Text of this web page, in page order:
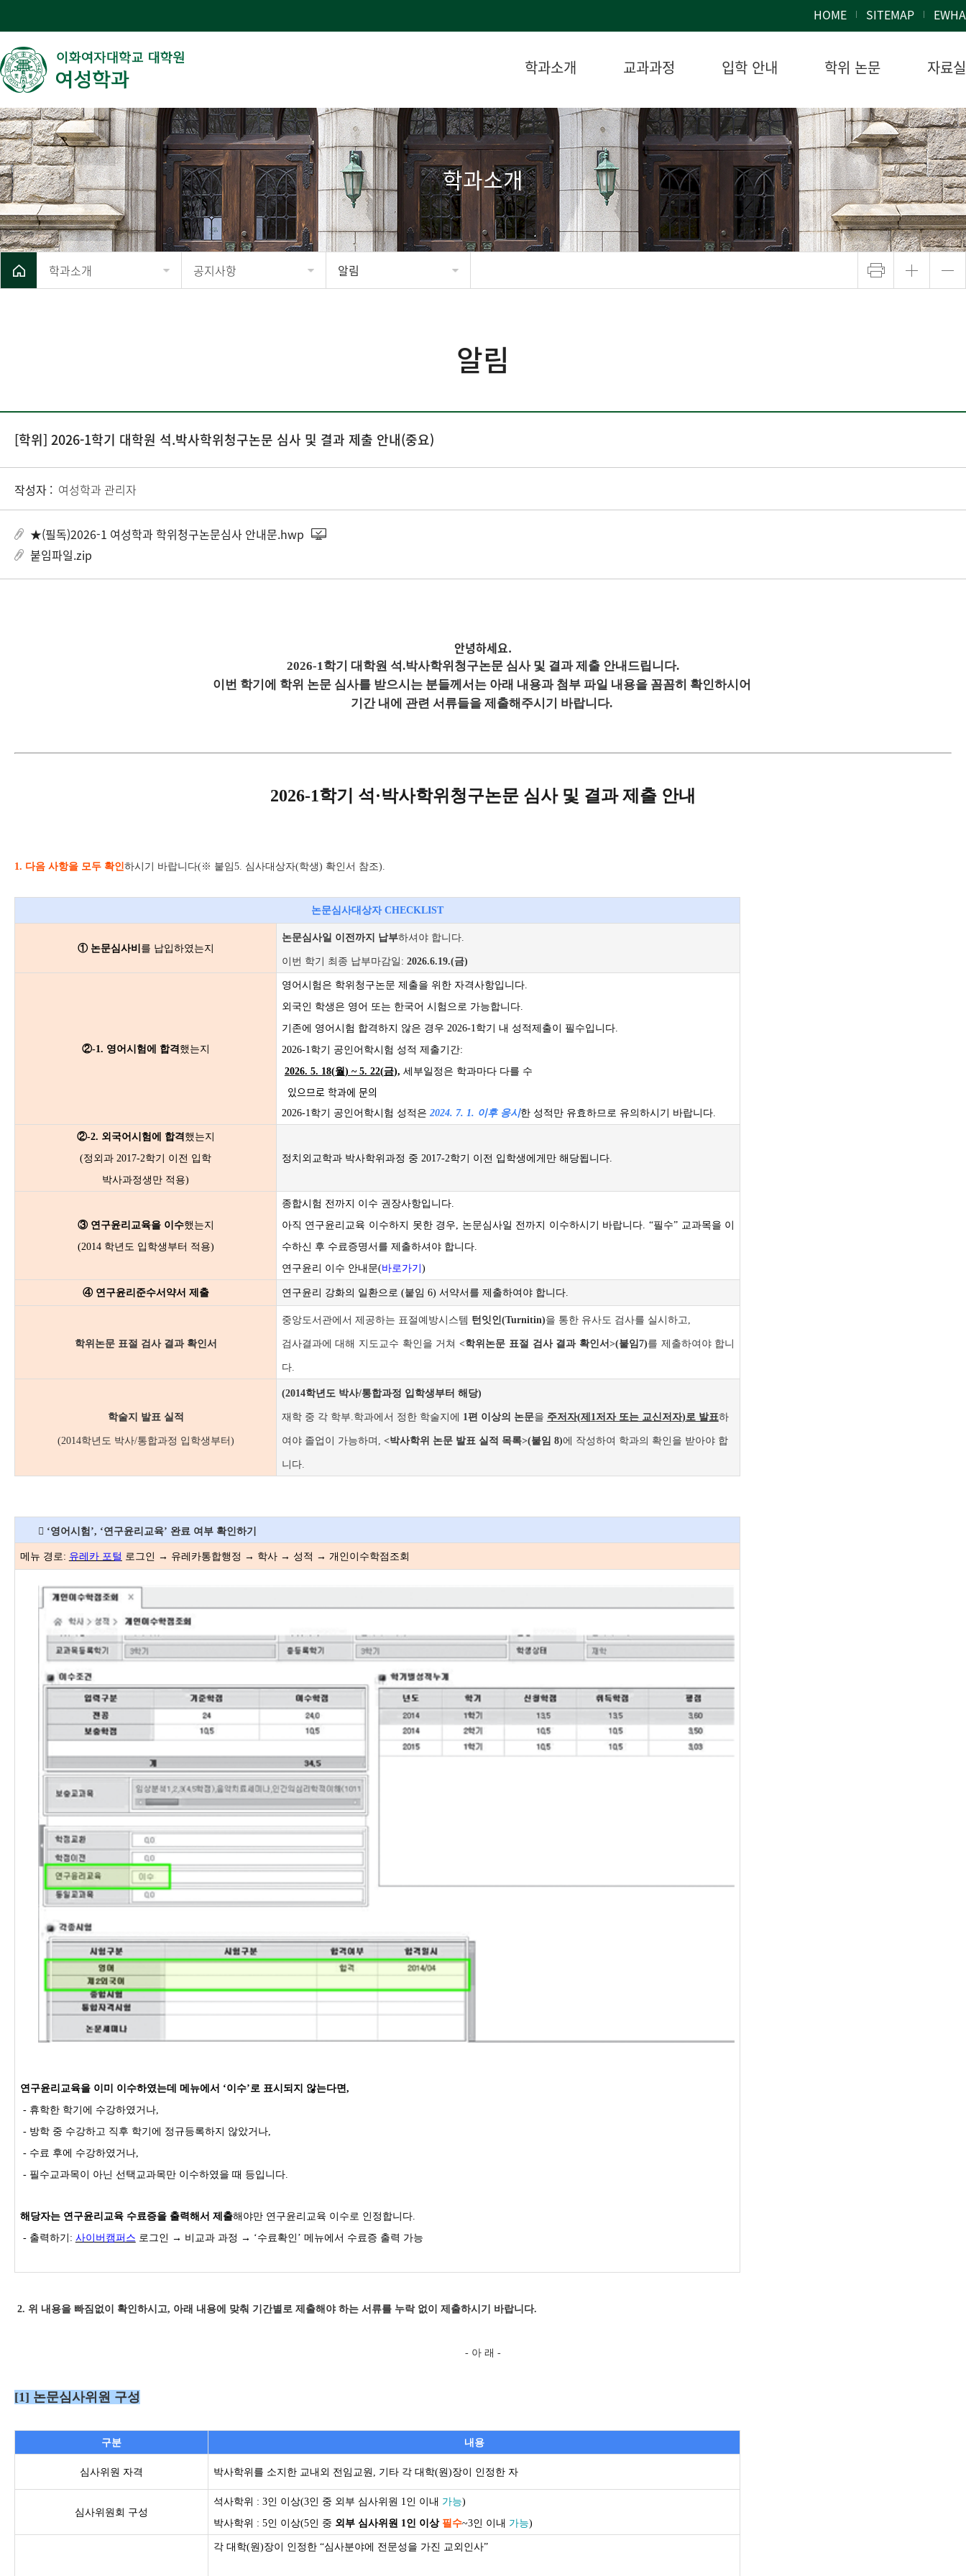
HOME SITEMAP EWHA
학과소개 교과과정 입학 안내 학위 논문 자료실
학과소개
학과소개 공지사항 알림
알림
[학위] 2026-1학기 대학원 석.박사학위청구논문 심사 및 결과 제출 안내(중요)
작성자 : 여성학과 관리자
★(필독)2026-1 여성학과 학위청구논문심사 안내문.hwp
붙임파일.zip
안녕하세요.
2026-1학기 대학원 석.박사학위청구논문 심사 및 결과 제출 안내드립니다.
이번 학기에 학위 논문 심사를 받으시는 분들께서는 아래 내용과 첨부 파일 내용을 꼼꼼히 확인하시어
기간 내에 관련 서류들을 제출해주시기 바랍니다.
2026-1학기 석·박사학위청구논문 심사 및 결과 제출 안내
1. 다음 사항을 모두 확인하시기 바랍니다(※ 붙임5. 심사대상자(학생) 확인서 참조).
논문심사대상자 CHECKLIST
① 논문심사비 를 납입하였는지
논문심사일 이전까지 납부하셔야 합니다.
이번 학기 최종 납부마감일: 2026.6.19.(금)
②-1. 영어시험에 합격 했는지
영어시험은 학위청구논문 제출을 위한 자격사항입니다.
외국인 학생은 영어 또는 한국어 시험으로 가능합니다.
기존에 영어시험 합격하지 않은 경우 2026-1학기 내 성적제출이 필수입니다.
2026-1학기 공인어학시험 성적 제출기간:
2026. 5. 18(월) ~ 5. 22(금), 세부일정은 학과마다 다를 수
있으므로 학과에 문의
2026-1학기 공인어학시험 성적은 2024. 7. 1. 이후 응시한 성적만 유효하므로 유의하시기 바랍니다.
②-2. 외국어시험에 합격 했는지
(정외과 2017-2학기 이전 입학
박사과정생만 적용)
정치외교학과 박사학위과정 중 2017-2학기 이전 입학생에게만 해당됩니다.
③ 연구윤리교육을 이수했는지
(2014 학년도 입학생부터 적용)
종합시험 전까지 이수 권장사항입니다.
아직 연구윤리교육 이수하지 못한 경우, 논문심사일 전까지 이수하시기 바랍니다. “필수” 교과목을 이
수하신 후 수료증명서를 제출하셔야 합니다.
연구윤리 이수 안내문(바로가기 )
④ 연구윤리준수서약서 제출 연구윤리 강화의 일환으로 (붙임 6) 서약서를 제출하여야 합니다.
학위논문 표절 검사 결과 확인서
중앙도서관에서 제공하는 표절예방시스템 턴잇인(Turnitin)을 통한 유사도 검사를 실시하고,
검사결과에 대해 지도교수 확인을 거쳐<학위논문 표절 검사 결과 확인서>(붙임7)를 제출하여야 합니
다.
학술지 발표 실적
(2014학년도 박사/통합과정 입학생부터)
(2014학년도 박사/통합과정 입학생부터 해당)
재학 중 각 학부.학과에서 정한 학술지에 1편 이상의 논문을 주저자(제 1저자 또는 교신저자)로 발표하
여야 졸업이 가능하며, <박사학위 논문 발표 실적 목록>(붙임 8)에 작성하여 학과의 확인을 받아야 합
니다.
 ‘영어시험’, ‘연구윤리교육’ 완료 여부 확인하기
메뉴 경로: 유레카 포털 로그인 → 유레카통합행정 → 학사 → 성적 → 개인이수학점조회
연구윤리교육을 이미 이수하였는데 메뉴에서 ‘이수’로 표시되지 않는다면,
- 휴학한 학기에 수강하였거나,
- 방학 중 수강하고 직후 학기에 정규등록하지 않았거나,
- 수료 후에 수강하였거나,
- 필수교과목이 아닌 선택교과목만 이수하였을 때 등입니다.
해당자는 연구윤리교육 수료증을 출력해서 제출해야만 연구윤리교육 이수로 인정합니다.
- 출력하기: 사이버캠퍼스 로그인 → 비교과 과정 → ‘수료확인’ 메뉴에서 수료증 출력 가능
2. 위 내용을 빠짐없이 확인하시고, 아래 내용에 맞춰 기간별로 제출해야 하는 서류를 누락 없이 제출하시기 바랍니다.
- 아 래 -
[1] 논문심사위원 구성
구분 내용
심사위원 자격 박사학위를 소지한 교내외 전임교원, 기타 각 대학(원)장이 인정한 자
심사위원회 구성
석사학위 : 3인 이상(3인 중 외부 심사위원 1인 이내 가능)
박사학위 : 5인 이상(5인 중 외부 심사위원 1인 이상 필수~3인 이내 가능)
각 대학(원)장이 인정한 “심사분야에 전문성을 가진 교외인사”